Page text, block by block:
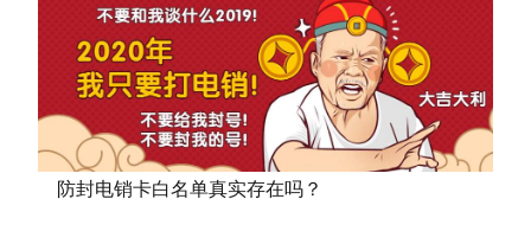
防封电销卡白名单真实存在吗？